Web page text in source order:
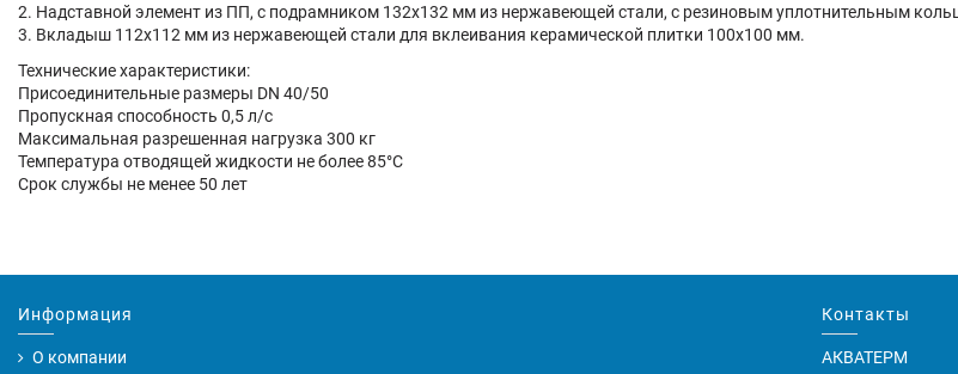
2. Надставной элемент из ПП, с подрамником 132х132 мм из нержавеющей стали, с резиновым уплотнительным
3. Вкладыш 112х112 мм из нержавеющей стали для вклеивания керамической плитки 100х100 мм.
Технические характеристики:
Присоединительные размеры DN 40/50
Пропускная способность 0,5 л/с
Максимальная разрешенная нагрузка 300 кг
Температура отводящей жидкости не более 85°С
Срок службы не менее 50 лет
Информация
О компании
Контакты
АКВАТЕРМ